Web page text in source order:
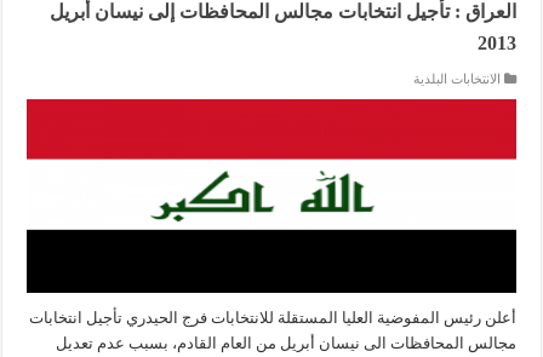
العراق : تأجيل انتخابات مجالس المحافظات إلى نيسان أبريل
2013
الانتخابات البلدية
أعلن رئيس المفوضية العليا المستقلة للانتخابات فرج الحيدري تأجيل انتخابات
مجالس المحافظات الى نيسان أبريل من العام القادم، بسبب عدم تعديل